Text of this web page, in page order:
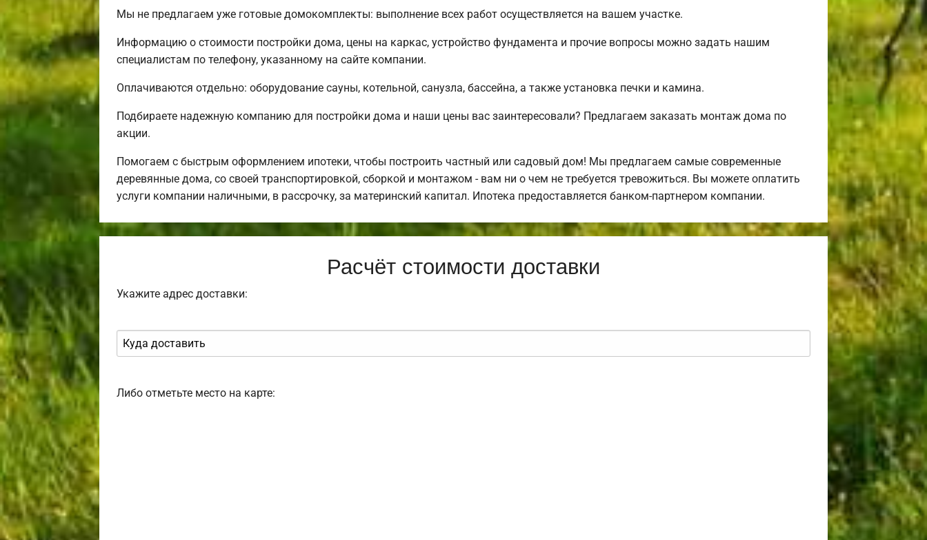
Мы не предлагаем уже готовые домокомплекты: выполнение всех работ осуществляется на вашем участке.
Информацию о стоимости постройки дома, цены на каркас, устройство фундамента и прочие вопросы можно задать нашим
специалистам по телефону, указанному на сайте компании.
Оплачиваются отдельно: оборудование сауны, котельной, санузла, бассейна, а также установка печки и камина.
Подбираете надежную компанию для постройки дома и наши цены вас заинтересовали? Предлагаем заказать монтаж дома по
акции.
Помогаем с быстрым оформлением ипотеки, чтобы построить частный или садовый дом! Мы предлагаем самые современные
деревянные дома, со своей транспортировкой, сборкой и монтажом - вам ни о чем не требуется тревожиться. Вы можете оплатить
услуги компании наличными, в рассрочку, за материнский капитал. Ипотека предоставляется банком-партнером компании.
Расчёт стоимости доставки
Укажите адрес доставки:
Либо отметьте место на карте: